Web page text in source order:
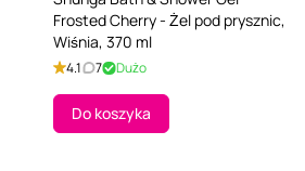
Frosted Cherry - Żel pod prysznic,
Wiśnia, 370 ml
4.1 7 Dużo
Do koszyka